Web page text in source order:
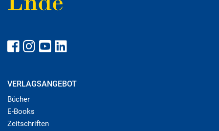
VERLAGSANGEBOT
Bücher
E-Books
Zeitschriften